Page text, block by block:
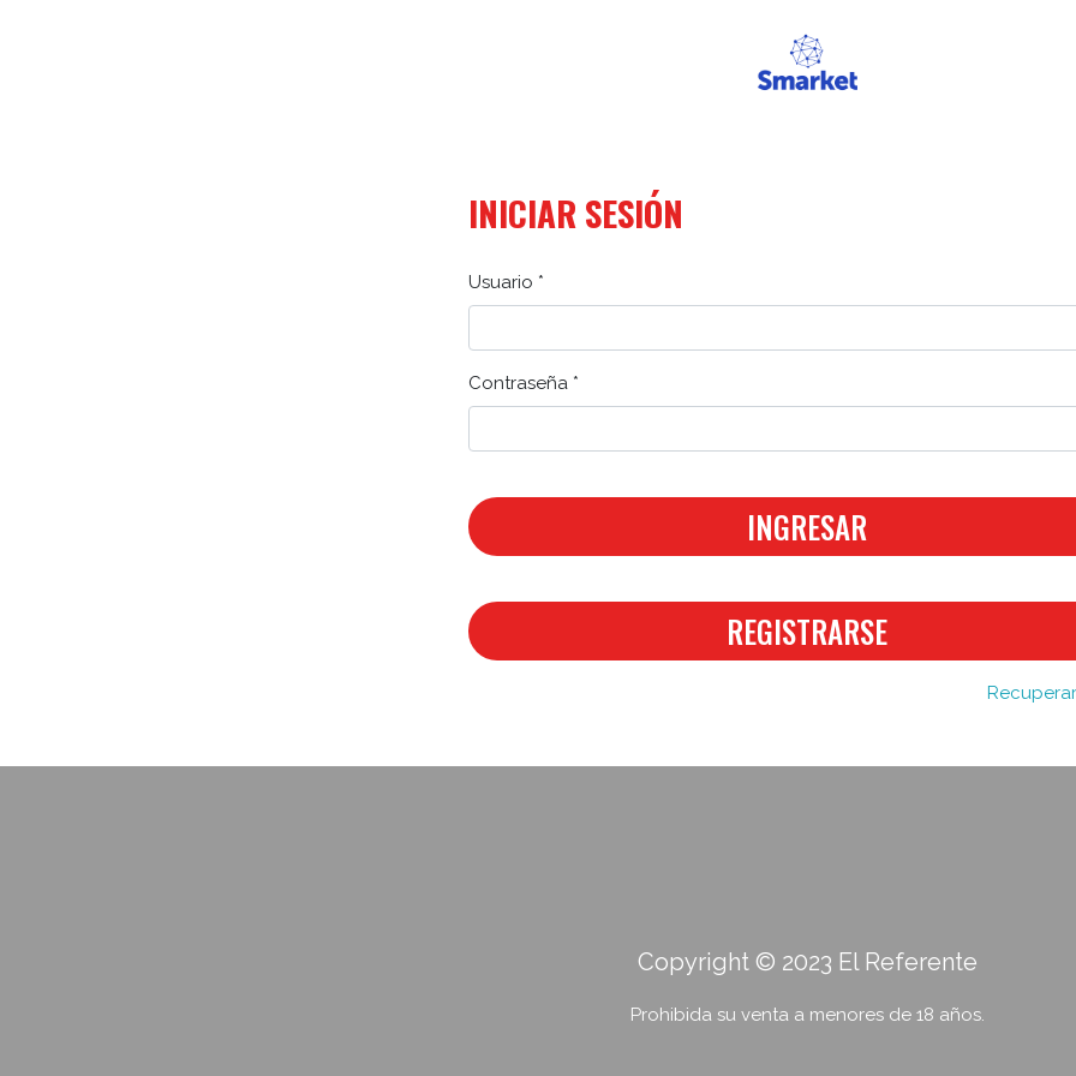
INICIAR SESIÓN
Usuario *
Contraseña *
INGRESAR
REGISTRARSE
Copyright © 2023 El Referente
Prohibida su venta a menores de 18 años.